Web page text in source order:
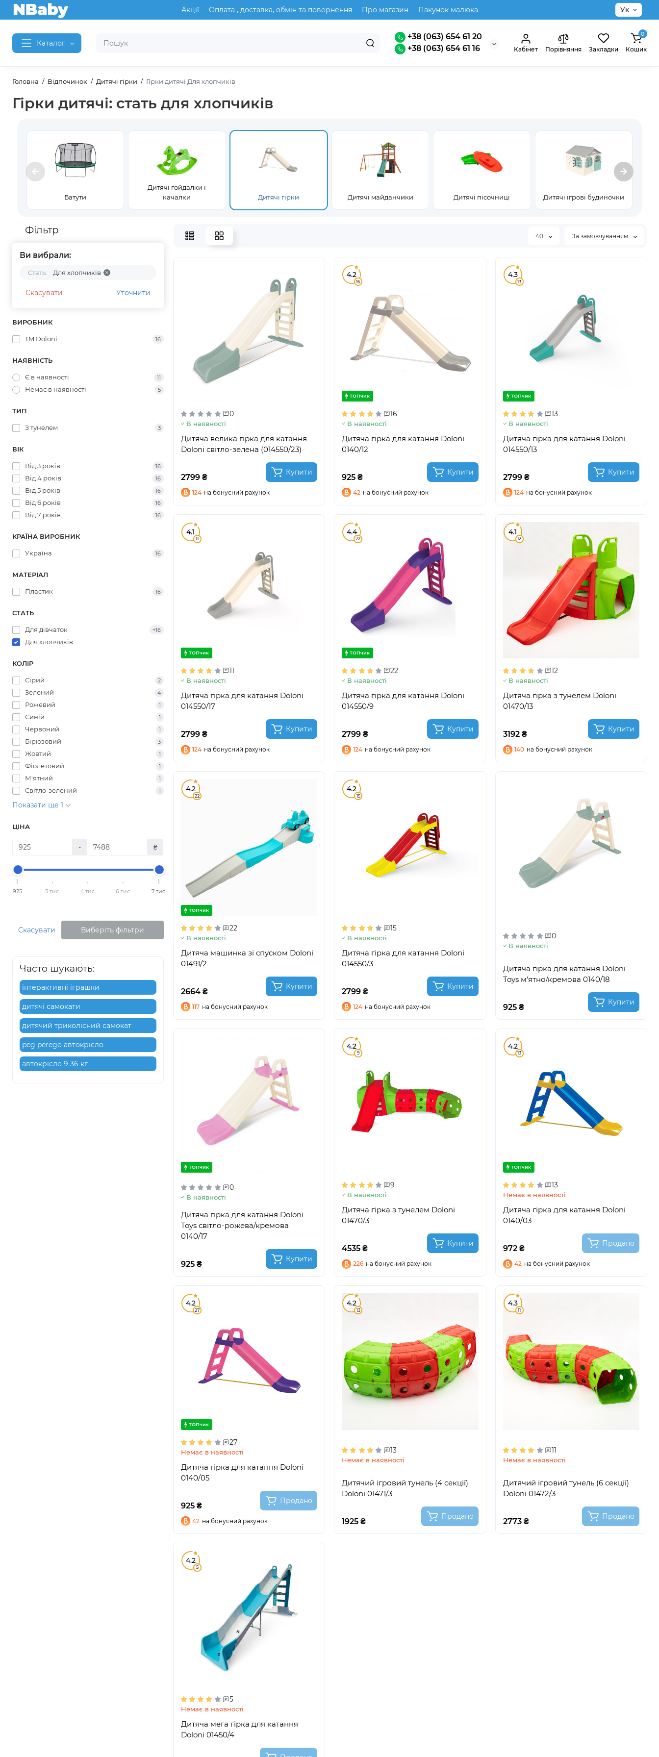
Акції Оплата , доставка, обмін та повернення Про магазин Пакунок малюка Ук
Каталог
+38 (063) 654 61 20
+38 (063) 654 61 16
Кабінет Порівняння Закладки
0
Кошик
Головна Відпочинок Дитячі гірки Гірки дитячі Для хлопчиків
Гірки дитячі: стать для хлопчиків
Батути
Дитячі гойдалки і
качалки
Дитячі гірки Дитячі майданчики Дитячі пісочниці Дитячі ігрові будиночки
Фільтр
Ви вибрали:
Стать: Для хлопчиків
Скасувати Уточнити
ВИРОБНИК
TM Doloni 16
НАЯВНІСТЬ
Є в наявності 11
Немає в наявності 5
ТИП
З тунелем 3
ВІК
Від 3 років 16
Від 4 років 16
Від 5 років 16
Від 6 років 16
Від 7 років 16
КРАЇНА ВИРОБНИК
Україна 16
МАТЕРІАЛ
Пластик 16
СТАТЬ
Для дівчаток +16
Для хлопчиків
КОЛІР
Сірий 2
Зелений 4
Рожевий 1
Синій 1
Червоний 1
Бірюзовий 3
Жовтий 1
Фіолетовий 1
М'ятний 1
Світло-зелений 1
Показати ще 1
ЦІНА
- ₴
925 3 тис. 4 тис. 6 тис. 7 тис.
Скасувати Виберіть фільтри
Часто шукають:
інтерактивні іграшки
дитячі самокати
дитячий триколісний самокат
peg perego автокрісло
автокрісло 9 36 кг
40 За замовчуванням
0
В наявності
Дитяча велика гірка для катання
Doloni світло-зелена (014550/23)
2799 ₴
Купити
124 на бонусний рахунок
4.2
16
ТОПчик
16
В наявності
Дитяча гірка для катання Doloni
0140/12
925 ₴
Купити
42 на бонусний рахунок
4.3
13
ТОПчик
13
В наявності
Дитяча гірка для катання Doloni
014550/13
2799 ₴
Купити
124 на бонусний рахунок
4.1
11
ТОПчик
11
В наявності
Дитяча гірка для катання Doloni
014550/17
2799 ₴
Купити
124 на бонусний рахунок
4.4
22
ТОПчик
22
В наявності
Дитяча гірка для катання Doloni
014550/9
2799 ₴
Купити
124 на бонусний рахунок
4.1
12
12
В наявності
Дитяча гірка з тунелем Doloni
01470/13
3192 ₴
Купити
140 на бонусний рахунок
4.2
22
ТОПчик
22
В наявності
Дитяча машинка зі спуском Doloni
01491/2
2664 ₴
Купити
117 на бонусний рахунок
4.2
15
15
В наявності
Дитяча гірка для катання Doloni
014550/3
2799 ₴
Купити
124 на бонусний рахунок
0
В наявності
Дитяча гірка для катання Doloni
Toys м'ятно/кремова 0140/18
925 ₴
Купити
ТОПчик
0
В наявності
Дитяча гірка для катання Doloni
Toys світло-рожева/кремова
0140/17
925 ₴
Купити
4.2
9
9
В наявності
Дитяча гірка з тунелем Doloni
01470/3
4535 ₴
Купити
226 на бонусний рахунок
4.2
13
ТОПчик
13
Немає в наявності
Дитяча гірка для катання Doloni
0140/03
972 ₴
Продано
42 на бонусний рахунок
4.2
27
ТОПчик
27
Немає в наявності
Дитяча гірка для катання Doloni
0140/05
925 ₴
Продано
42 на бонусний рахунок
4.2
13
13
Немає в наявності
Дитячий ігровий тунель (4 секції)
Doloni 01471/3
1925 ₴
Продано
4.3
11
11
Немає в наявності
Дитячий ігровий тунель (6 секції)
Doloni 01472/3
2773 ₴
Продано
4.2
5
5
Немає в наявності
Дитяча мега гірка для катання
Doloni 01450/4